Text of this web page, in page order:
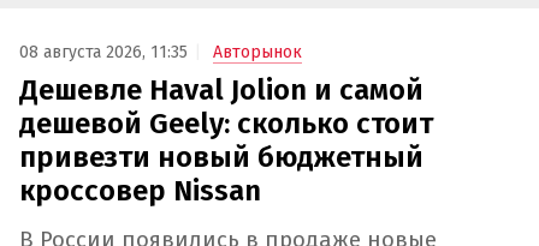
08 августа 2026, 11:35 Авторынок
Дешевле Haval Jolion и самой
дешевой Geely: сколько стоит
привезти новый бюджетный
кроссовер Nissan
В России появились в продаже новые